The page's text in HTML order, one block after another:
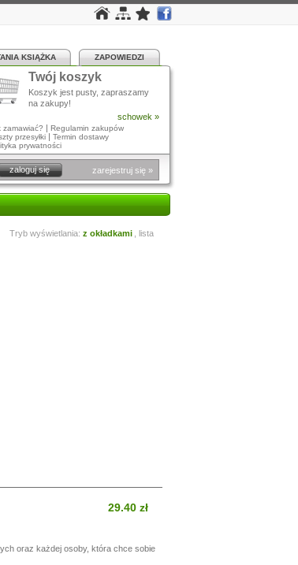
KSIĄŻKA ZAPOWIEDZI
Twój koszyk
Koszyk jest pusty, zapraszamy
na zakupy!
schowek »
zamawiać? | Regulamin zakupów
przesyłki | Termin dostawy
prywatności
zarejestruj się »
Tryb wyświetlania: z okładkami lista
29.40 zł
oraz każdej osoby, która chce sobie